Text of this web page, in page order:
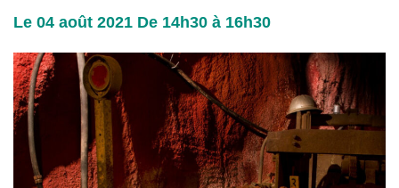
Le 04 août 2021 De 14h30 à 16h30